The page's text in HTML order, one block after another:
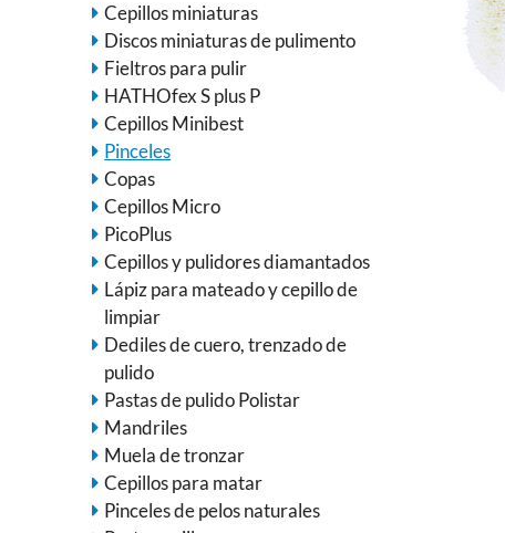
Cepillos miniaturas
Discos miniaturas de pulimento
Fieltros para pulir
HATHOfex S plus P
Cepillos Minibest
Pinceles
Copas
Cepillos Micro
PicoPlus
Cepillos y pulidores diamantados
Lápiz para mateado y cepillo de
limpiar
Dediles de cuero, trenzado de
pulido
Pastas de pulido Polistar
Mandriles
Muela de tronzar
Cepillos para matar
Pinceles de pelos naturales